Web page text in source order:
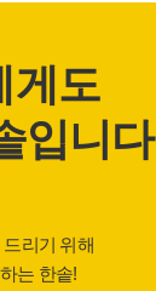
게도
입니다
리기 위해
는 한솥!